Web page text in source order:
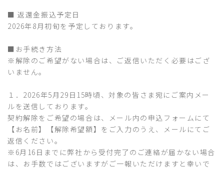
■ 返還金振込予定日
2026年8月初旬を予定しております。
■お手続き方法
※解除のご希望がない場合は、ご返信いただく必要はござ
いません。
１．2026年5月29日15時頃、対象の皆さま宛にご案内メー
ルを送信しております。
契約解除をご希望の場合は、メール内の申込フォームにて
【お名前】【解除希望額】をご入力のうえ、メールにてご
返信ください。
※6月16日までに弊社から受付完了のご連絡が届かない場合
は、お手数ではございますがご一報いただけますと幸いで